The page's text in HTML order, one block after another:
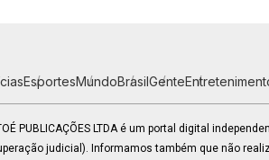
EsportesMundoBrasilGente
PUBLICAÇÕES LTDA é um portal digital
judicial). Informamos também que não